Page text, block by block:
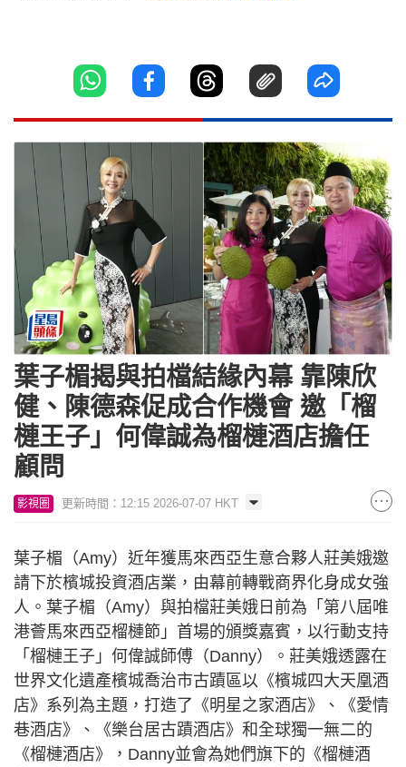
葉子楣揭與拍檔結緣內幕 靠陳欣
健、陳德森促成合作機會 邀「榴
槤王子」何偉誠為榴槤酒店擔任
顧問
影視圈 更新時間：12:15 2026-07-07 HKT
葉子楣（Amy）近年獲馬來西亞生意合夥人莊美娥邀
請下於檳城投資酒店業，由幕前轉戰商界化身成女強
人。葉子楣（Amy）與拍檔莊美娥日前為「第八屆唯
港薈馬來西亞榴槤節」首場的頒獎嘉賓，以行動支持
「榴槤王子」何偉誠師傅（Danny）。莊美娥透露在
世界文化遺產檳城喬治市古蹟區以《檳城四大天凰酒
店》系列為主題，打造了《明星之家酒店》、《愛情
巷酒店》、《樂台居古蹟酒店》和全球獨一無二的
《榴槤酒店》，Danny並會為她們旗下的《榴槤酒